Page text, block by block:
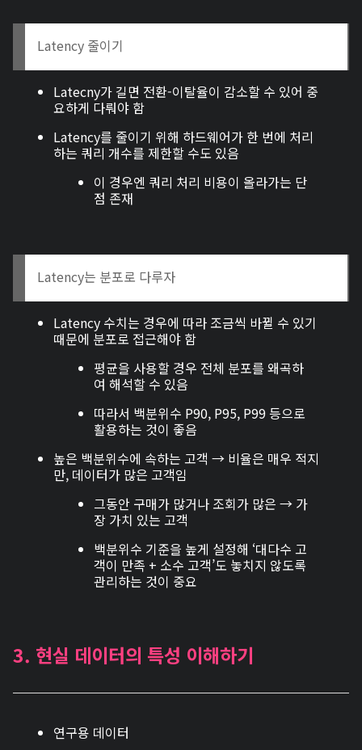
Latency 줄이기
Latecny가 길면 전환-이탈율이 감소할 수 있어 중
요하게 다뤄야 함
Latency를 줄이기 위해 하드웨어가 한 번에 처리
하는 쿼리 개수를 제한할 수도 있음
이 경우엔 쿼리 처리 비용이 올라가는 단
점 존재
Latency는 분포로 다루자
Latency 수치는 경우에 따라 조금씩 바뀔 수 있기
때문에 분포로 접근해야 함
평균을 사용할 경우 전체 분포를 왜곡하
여 해석할 수 있음
따라서 백분위수 P90, P95, P99 등으로
활용하는 것이 좋음
높은 백분위수에 속하는 고객 → 비율은 매우 적지
만, 데이터가 많은 고객임
그동안 구매가 많거나 조회가 많은 → 가
장 가치 있는 고객
백분위수 기준을 높게 설정해 ‘대다수 고
객이 만족 + 소수 고객’도 놓치지 않도록
관리하는 것이 중요
3. 현실 데이터의 특성 이해하기
연구용 데이터